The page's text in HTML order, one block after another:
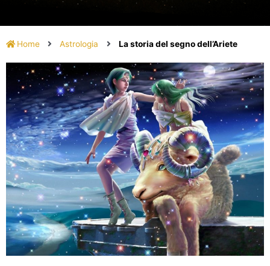
Home Astrologia La storia del segno dell’Ariete